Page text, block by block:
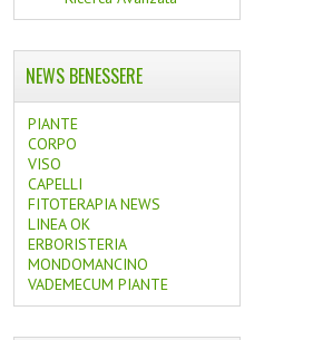
NEWS BENESSERE
PIANTE
CORPO
VISO
CAPELLI
FITOTERAPIA NEWS
LINEA OK
ERBORISTERIA
MONDOMANCINO
VADEMECUM PIANTE